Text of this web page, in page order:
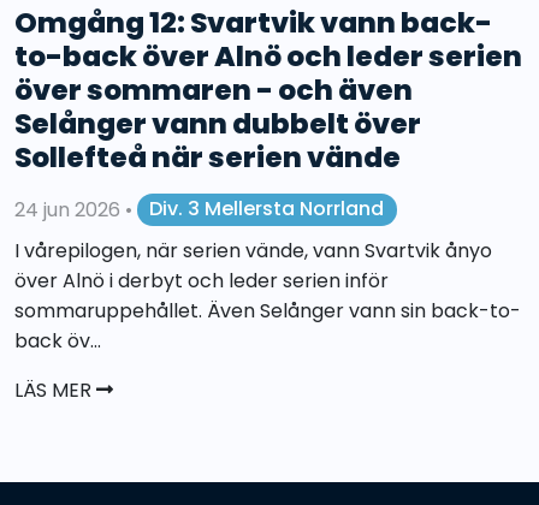
Omgång 12: Svartvik vann back-
to-back över Alnö och leder serien
över sommaren - och även
Selånger vann dubbelt över
Sollefteå när serien vände
24 jun 2026 •
Div. 3 Mellersta Norrland
I vårepilogen, när serien vände, vann Svartvik ånyo
över Alnö i derbyt och leder serien inför
sommaruppehållet. Även Selånger vann sin back-to-
back öv...
LÄS MER